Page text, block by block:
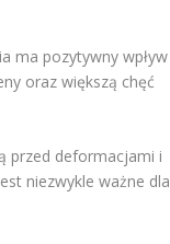
ma pozytywny wpływ
oraz większą chęć
przed deformacjami i
niezwykle ważne dla